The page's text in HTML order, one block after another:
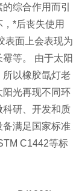
综合作用而引
*后丧失使用
表面上会表现为
等。 由于太阳
以橡胶氙灯老
光再现不同环
研、开发和质
满足国家标准
C1442等标